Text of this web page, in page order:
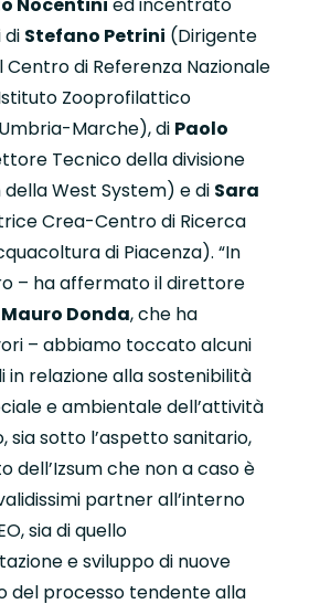
di Stefano Petrini (Dirigente
di Referenza Nazionale
Zooprofilattico
Marche), di Paolo
Tecnico della divisione
West System) e di Sara
Crea-Centro di Ricerca
di Piacenza). “In
– ha affermato il direttore
Mauro Donda, che ha
– abbiamo toccato alcuni
in relazione alla sostenibilità
e ambientale dell’attività
sia sotto l’aspetto sanitario,
dell’Izsum che non a caso è
partner all’interno
sia di quello
e sviluppo di nuove
del processo tendente alla